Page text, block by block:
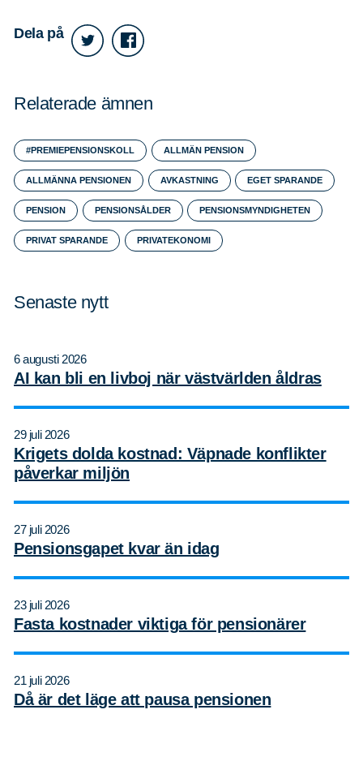
Dela på
Relaterade ämnen
#PREMIEPENSIONSKOLL ALLMÄN PENSION
ALLMÄNNA PENSIONEN AVKASTNING EGET SPARANDE
PENSION PENSIONSÅLDER PENSIONSMYNDIGHETEN
PRIVAT SPARANDE PRIVATEKONOMI
Senaste nytt
6 augusti 2026
AI kan bli en livboj när västvärlden åldras
29 juli 2026
Krigets dolda kostnad: Väpnade konflikter
påverkar miljön
27 juli 2026
Pensionsgapet kvar än idag
23 juli 2026
Fasta kostnader viktiga för pensionärer
21 juli 2026
Då är det läge att pausa pensionen
Sök på sidan:Sök
efter: